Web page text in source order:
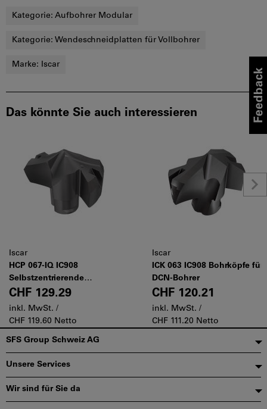
Kategorie: Aufbohrer Modular
Kategorie: Wendeschneidplatten für Vollbohrer
Marke: Iscar
Das könnte Sie auch interessieren
Iscar
HCP 067-IQ IC908
Selbstzentrierende
Bohrköpfe für DCN-Bohrer
für die Bearbeitung von
Stahl und Gusseisen (ISO-P
und ISO-K)
CHF 129.29
inkl. MwSt. /
CHF 119.60 Netto
Iscar
ICK 063 IC908 Bohrköpfe für
DCN-Bohrer
CHF 120.21
inkl. MwSt. /
CHF 111.20 Netto
Fußzeile
SFS Group Schweiz AG
Unsere Services
Wir sind für Sie da